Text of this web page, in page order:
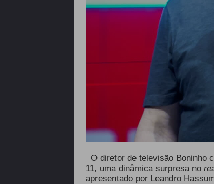
O diretor de televisão Boninho
11, uma dinâmica surpresa no
apresentado por Leandro